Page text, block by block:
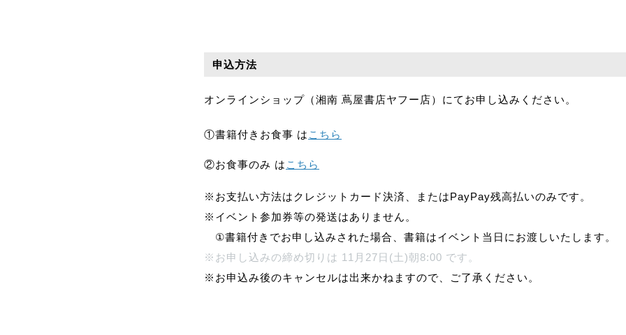
申込方法
オンラインショップ（湘南 蔦屋書店ヤフー店）にてお申し込みください。
①書籍付きお食事 は こちら
②お食事のみ は こちら
※お支払い方法はクレジットカード決済、またはPayPay残高払いのみです。
※イベント参加券等の発送はありません。
①書籍付きでお申し込みされた場合、書籍はイベント当日にお渡しいたします。
※お申し込みの締め切りは 11月27日(土)朝8:00 です。
※お申込み後のキャンセルは出来かねますので、ご了承ください。